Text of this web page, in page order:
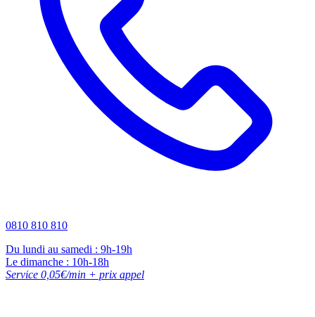
0810 810 810
Du lundi au samedi : 9h-19h
Le dimanche : 10h-18h
Service 0,05€/min + prix appel